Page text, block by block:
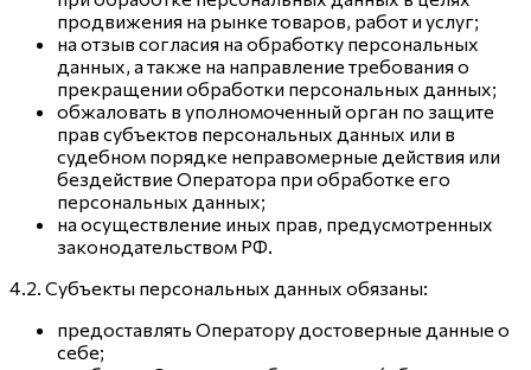
продвижения на рынке товаров, работ и услуг;
на отзыв согласия на обработку персональных
данных, а также на направление требования о
прекращении обработки персональных данных;
обжаловать в уполномоченный орган по защите
прав субъектов персональных данных или в
судебном порядке неправомерные действия или
бездействие Оператора при обработке его
персональных данных;
на осуществление иных прав, предусмотренных
законодательством РФ.
4.2. Субъекты персональных данных обязаны:
предоставлять Оператору достоверные данные о
себе;